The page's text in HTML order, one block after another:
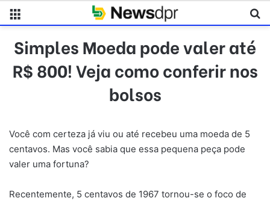
Simples Moeda pode valer até
R$ 800! Veja como conferir nos
bolsos
Você com certeza já viu ou até recebeu uma moeda de 5
centavos. Mas você sabia que essa pequena peça pode
valer uma fortuna?
Recentemente, 5 centavos de 1967 tornou-se o foco de